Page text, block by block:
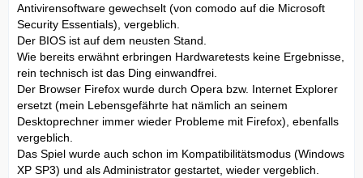
Antivirensoftware gewechselt (von comodo auf die Microsoft
Security Essentials), vergeblich.
Der BIOS ist auf dem neusten Stand.
Wie bereits erwähnt erbringen Hardwaretests keine Ergebnisse,
rein technisch ist das Ding einwandfrei.
Der Browser Firefox wurde durch Opera bzw. Internet Explorer
ersetzt (mein Lebensgefährte hat nämlich an seinem
Desktoprechner immer wieder Probleme mit Firefox), ebenfalls
vergeblich.
Das Spiel wurde auch schon im Kompatibilitätsmodus (Windows
XP SP3) und als Administrator gestartet, wieder vergeblich.